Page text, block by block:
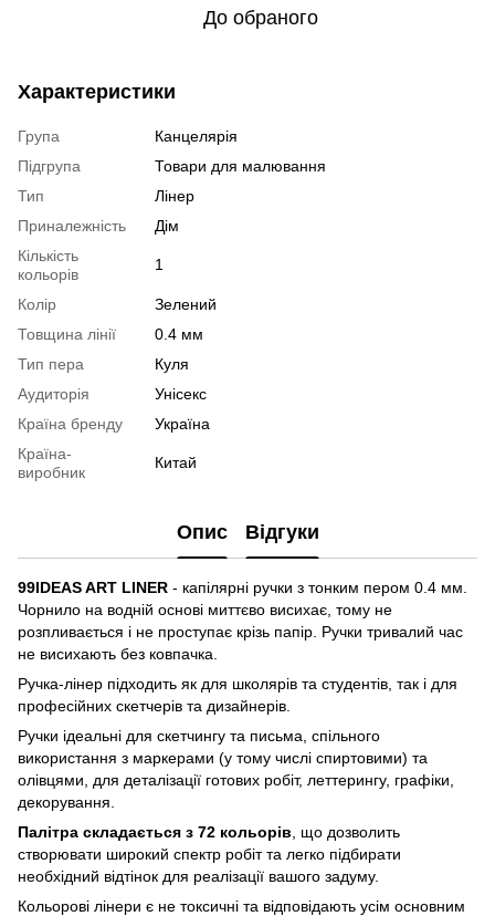
До обраного
Характеристики
Група
Канцелярія
Підгрупа
Товари для малювання
Тип
Лінер
Приналежність
Дім
Кількість
кольорів
1
Колір
Зелений
Товщина лінії
0.4 мм
Тип пера
Куля
Аудиторія
Унісекс
Країна бренду
Україна
Країна-
виробник
Китай
Опис Відгуки
99IDEAS ART LINER - капілярні ручки з тонким пером 0.4 мм.
Чорнило на водній основі миттєво висихає, тому не
розпливається і не проступає крізь папір. Ручки тривалий час
не висихають без ковпачка.
Ручка-лінер підходить як для школярів та студентів, так і для
професійних скетчерів та дизайнерів.
Ручки ідеальні для скетчингу та письма, спільного
використання з маркерами (у тому числі спиртовими) та
олівцями, для деталізації готових робіт, леттерингу, графіки,
декорування.
Палітра складається з 72 кольорів , що дозволить
створювати широкий спектр робіт та легко підбирати
необхідний відтінок для реалізації вашого задуму.
Кольорові лінери є не токсичні та відповідають усім основним